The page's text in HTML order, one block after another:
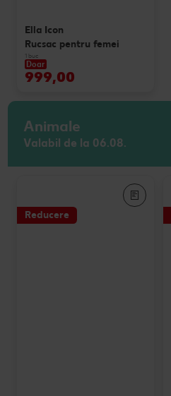
Ella Icon
Rucsac pentru femei
1 buc
Doar
999,00
Animale
Valabil de la 06.08.
Reducere